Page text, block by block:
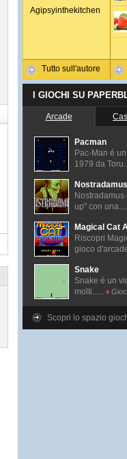
Agipsyinthekitchen
Tutto sull'autore
I GIOCHI SU
Arcade
Pacman
Pac-Man é
1979 da
Nostradamus
Nostradamus
up" con
Magical Cat
Riscopri
gioco
Snake
Snake è un
molti......
Scopri lo spazio